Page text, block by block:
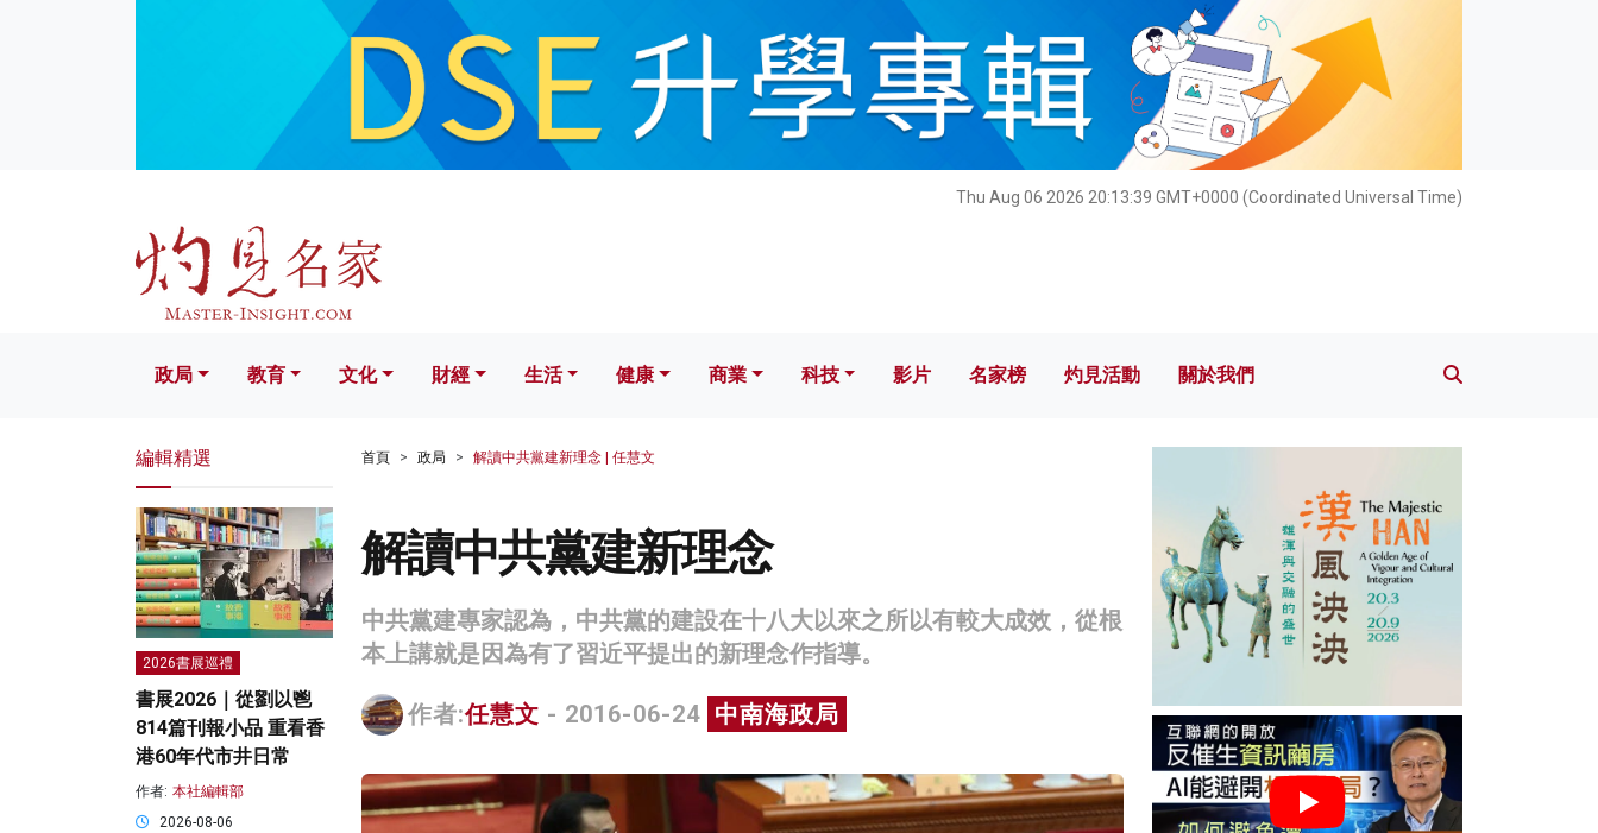
Thu Aug 06 2026 20:13:40 GMT+0000 (Coordinated Universal Time)
文化 財經 生活 健康 科技 影片 名家榜 灼見活動 關於我們
政局 教育 文化 財經 生活 健康 商業 科技 影片 名家榜 灼見活動 關於我們
首頁 政局 解讀中共黨建新理念 | 任慧文
解讀中共黨建新理念
中共黨建專家認為，中共黨的建設在十八大以來之所以有較大成效，從根
本上講就是因為有了習近平提出的新理念作指導。
作者:任慧文 - 2016-06-24 中南海政局
編輯精選
2026書展巡禮
書展2026｜從劉以鬯
814篇刊報小品 重看香
港60年代市井日常
作者: 本社編輯部
2026-08-06